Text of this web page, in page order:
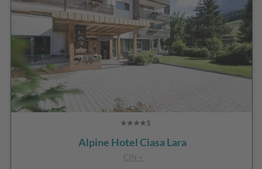
Alpine Hotel Ciasa Lara
CIN +